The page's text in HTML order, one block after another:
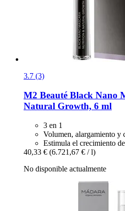
3.7 (3)
M2 Beauté Black Nano
Natural Growth, 6 ml
3 en 1
Volumen, alargamiento y
Estimula el crecimiento
40,33 € (6.721,67 € / l)
No disponible actualmente